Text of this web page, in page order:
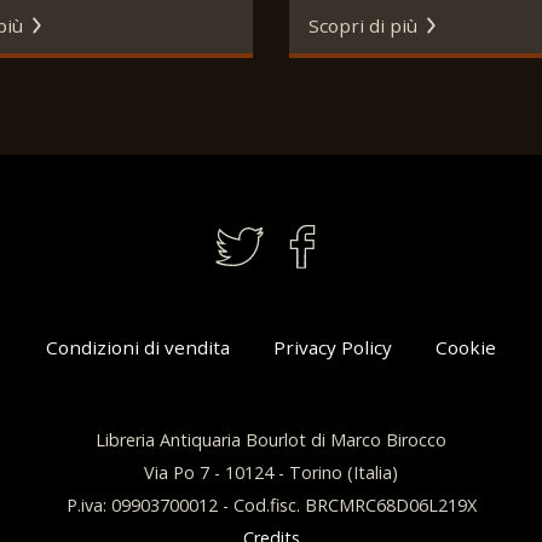
S.A.I.G.A. Fratelli
1905-1920.
Scopri di più
Condizioni di vendita Privacy Policy Cookie
Libreria Antiquaria Bourlot di Marco Birocco
Via Po 7 - 10124 - Torino (Italia)
P.iva: 09903700012 - Cod.fisc. BRCMRC68D06L219X
Credits